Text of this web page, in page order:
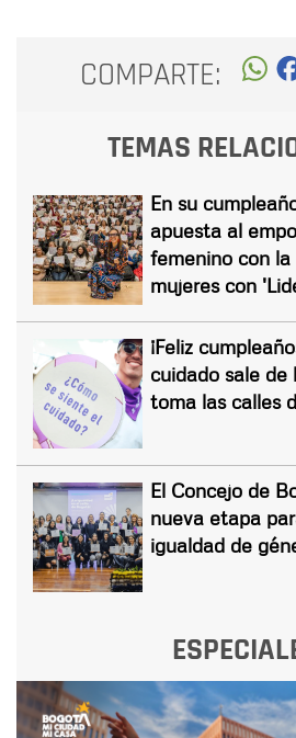
COMPARTE:
TEMAS
En su
apuesta al
femenino con
mujeres con
¡Feliz
cuidado sale de
toma las calles
El Concejo de
nueva etapa
igualdad de